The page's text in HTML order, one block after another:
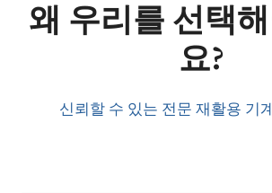
왜 우리를 선택
요?
신뢰할 수 있는 전문 재활용 기